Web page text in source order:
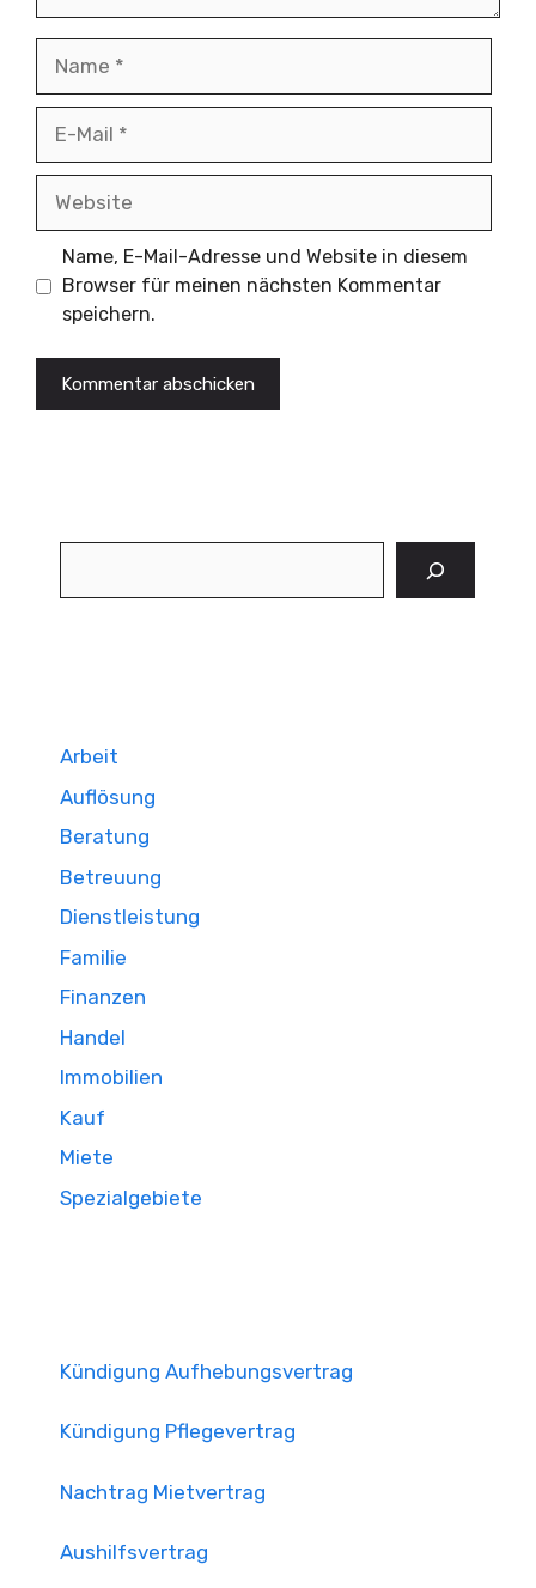
Name, E-Mail-Adresse und Website in diesem
Browser für meinen nächsten Kommentar
speichern.
Arbeit
Auflösung
Beratung
Betreuung
Dienstleistung
Familie
Finanzen
Handel
Immobilien
Kauf
Miete
Spezialgebiete
Kündigung Aufhebungsvertrag
Kündigung Pflegevertrag
Nachtrag Mietvertrag
Aushilfsvertrag